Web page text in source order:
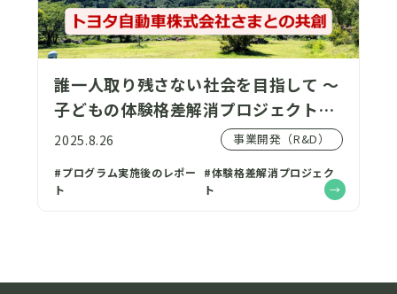
誰一人取り残さない社会を目指して ～
子どもの体験格差解消プロジェクトと
トヨタ自動車との共創～
2025.8.26 事業開発（R&D）
#プログラム実施後のレポー
ト
#体験格差解消プロジェク
ト